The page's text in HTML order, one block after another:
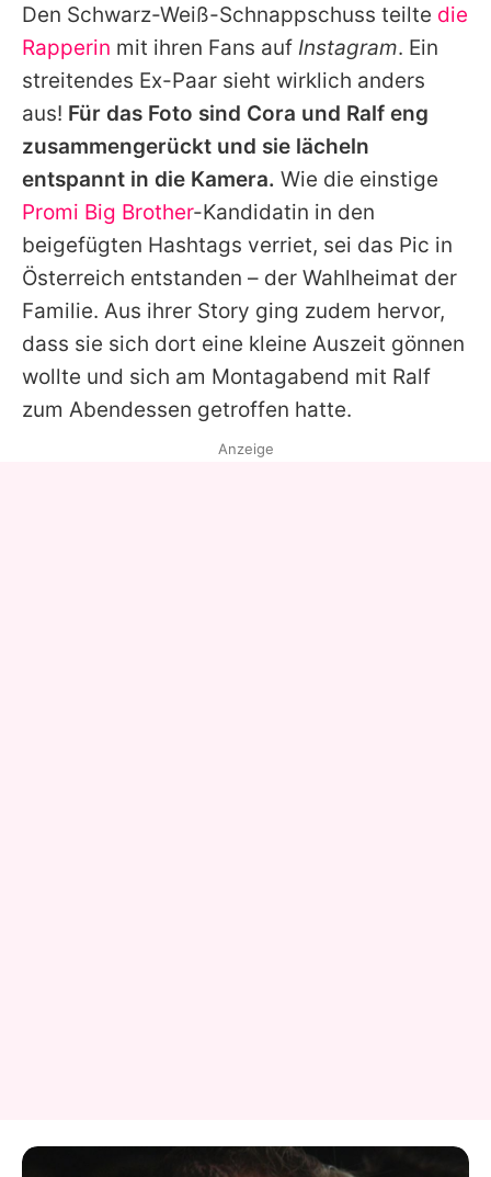
Den Schwarz-Weiß-Schnappschuss teilte die
Rapperin mit ihren Fans auf Instagram. Ein
streitendes Ex-Paar sieht wirklich anders
aus! Für das Foto sind Cora und Ralf eng
zusammengerückt und sie lächeln
entspannt in die Kamera. Wie die einstige
Promi Big Brother-Kandidatin in den
beigefügten Hashtags verriet, sei das Pic in
Österreich entstanden – der Wahlheimat der
Familie. Aus ihrer Story ging zudem hervor,
dass sie sich dort eine kleine Auszeit gönnen
wollte und sich am Montagabend mit Ralf
zum Abendessen getroffen hatte.
Anzeige